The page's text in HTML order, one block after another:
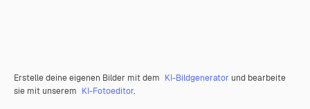
Erstelle deine eigenen Bilder mit dem KI-Bildgenerator und bearbeite
sie mit unserem KI-Fotoeditor.